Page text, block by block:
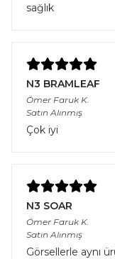
sağlık
N3 BRAMLEAF
Ömer Faruk K.
Satın Alınmış
Çok iyi
N3 SOAR
Ömer Faruk K.
Satın Alınmış
Görsellerle aynı